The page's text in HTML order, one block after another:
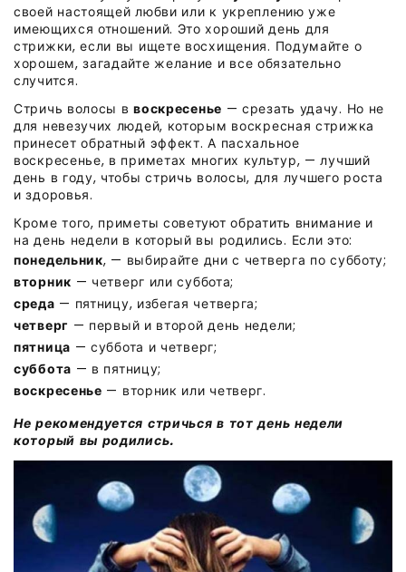
своей настоящей любви или к укреплению уже
имеющихся отношений. Это хороший день для
стрижки, если вы ищете восхищения. Подумайте о
хорошем, загадайте желание и все обязательно
случится.
Стричь волосы ввоскресенье — срезать удачу. Но не
для невезучих людей, которым воскресная стрижка
принесет обратный эффект.А пасхальное
воскресенье, в приметах многих культур, — лучший
день в году, чтобы стричь волосы, для лучшего роста
и здоровья.
Кроме того, приметы советуют обратить внимание и
на день недели в который вы родились. Если это:
понедельник, — выбирайте дни с четверга по субботу;
вторник — четверг или суббота;
среда — пятницу, избегая четверга;
четверг — первый и второй день недели;
пятница — суббота и четверг;
суббота — в пятницу;
воскресенье — вторник или четверг.
Не рекомендуется стричься в тот день недели
который вы родились.